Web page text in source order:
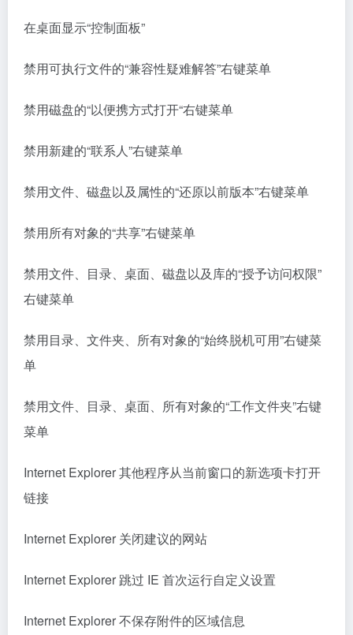
在桌面显示“控制面板”
禁用可执行文件的“兼容性疑难解答”右键菜单
禁用磁盘的“以便携方式打开“右键菜单
禁用新建的“联系人”右键菜单
禁用文件、磁盘以及属性的“还原以前版本”右键菜单
禁用所有对象的“共享”右键菜单
禁用文件、目录、桌面、磁盘以及库的“授予访问权限”
右键菜单
禁用目录、文件夹、所有对象的“始终脱机可用”右键菜
单
禁用文件、目录、桌面、所有对象的“工作文件夹”右键
菜单
Internet Explorer 其他程序从当前窗口的新选项卡打开
链接
Internet Explorer 关闭建议的网站
Internet Explorer 跳过 IE 首次运行自定义设置
Internet Explorer 不保存附件的区域信息